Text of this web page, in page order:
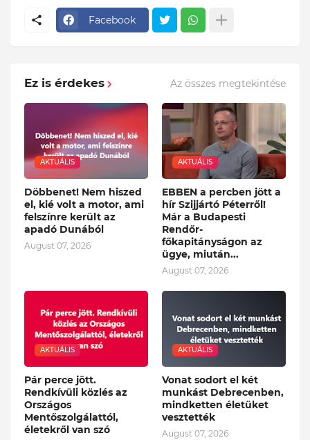
Facebook
Ez is érdekes Az összes megtekintése
AKTUÁLIS
Döbbenet! Nem hiszed
el, kié volt a motor, ami
felszínre került az
apadó Dunából
August 07, 2026
AKTUÁLIS
EBBEN a percben jött a
hír Szijjártó Péterről!
Már a Budapesti
Rendőr-
főkapitányságon az
ügye, miután...
August 07, 2026
AKTUÁLIS
Pár perce jött.
Rendkívüli közlés az
Országos
Mentőszolgálattól,
életekről van szó
AKTUÁLIS
Vonat sodort el két
munkást Debrecenben,
mindketten életüket
vesztették
August 07, 2026